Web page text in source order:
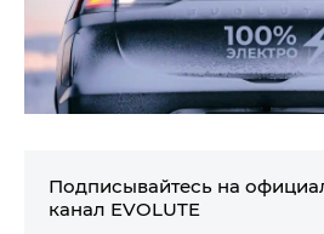
Подписывайтесь на
канал EVOLUTE